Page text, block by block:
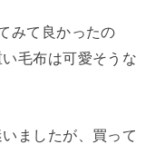
みて良かったの
毛布は可愛そうな
ましたが、買って